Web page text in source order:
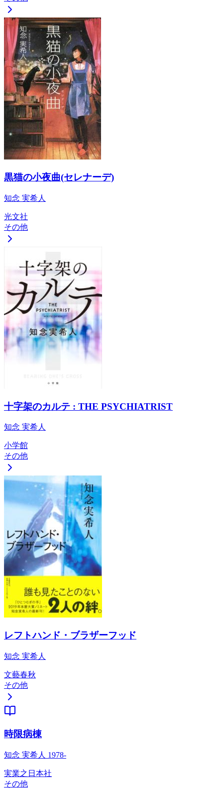
黒猫の小夜曲(セレナーデ)
知念 実希人
光文社
その他
十字架のカルテ : THE PSYCHIATRIST
知念 実希人
小学館
その他
レフトハンド・ブラザーフッド
知念 実希人
文藝春秋
その他
時限病棟
知念 実希人 1978-
実業之日本社
その他